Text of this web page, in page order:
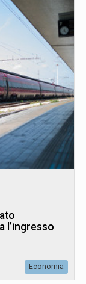
l’ingresso
Economia